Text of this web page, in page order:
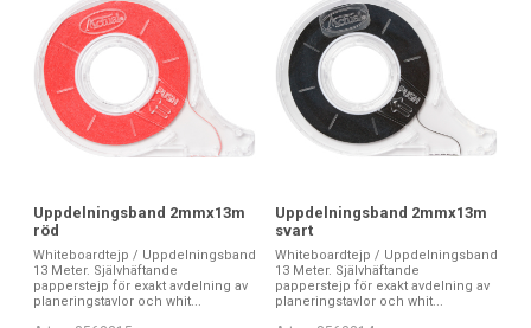
Uppdelningsband 2mmx13m
röd
Whiteboardtejp / Uppdelningsband
13 Meter. Självhäftande
papperstejp för exakt avdelning av
planeringstavlor och whit...
Uppdelningsband 2mmx13m
svart
Whiteboardtejp / Uppdelningsband
13 Meter. Självhäftande
papperstejp för exakt avdelning av
planeringstavlor och whit...